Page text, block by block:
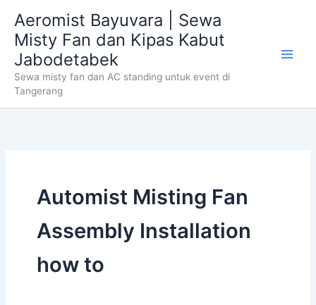
content
Aeromist Bayuvara | Sewa
Misty Fan dan Kipas Kabut
Jabodetabek
Sewa misty fan dan AC standing untuk event di
Tangerang
Automist Misting Fan
Assembly Installation
how to